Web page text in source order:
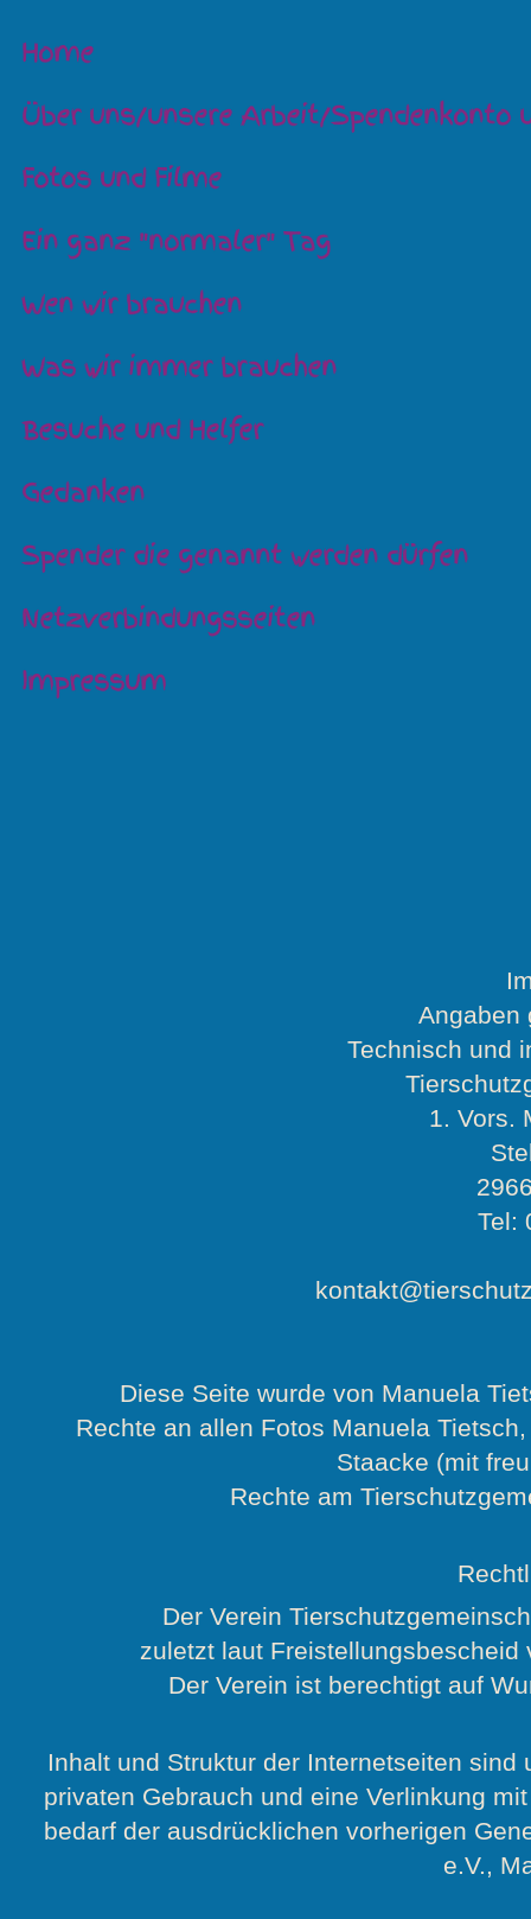
Home
Über uns/unsere Arbeit/Spendenkonto
Fotos und Filme
Ein ganz "normaler" Tag
Wen wir brauchen
Was wir immer brauchen
Besuche und Helfer
Gedanken
Spender die genannt werden dürfen
Netzverbindungsseiten
Impressum
Angaben
Technisch und
1. Vors.
Tel:
Diese Seite wurde von Manuela
Rechte an allen Fotos Manuela
Staacke (mit
Rechte am
Der Verein
zuletzt laut
Der Verein ist berechtigt auf
Inhalt und Struktur der Internetseiten
privaten Gebrauch und eine Verlinkung
bedarf der ausdrücklichen vorherigen
e.V.,